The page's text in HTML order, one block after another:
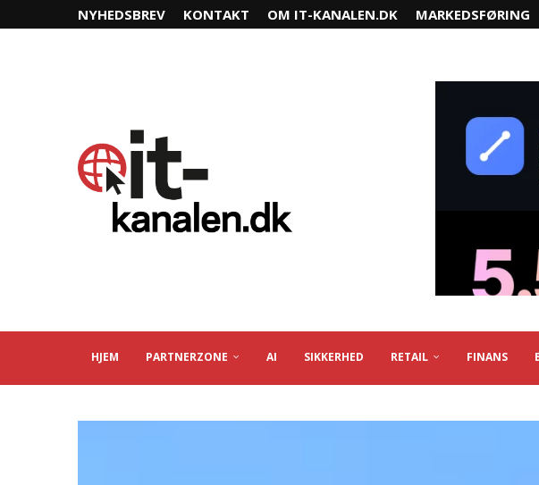
NYHEDSBREV KONTAKT OM IT-KANALEN.DK MARKEDSFØRING
HJEM PARTNERZONE AI SIKKERHED RETAIL FINANS